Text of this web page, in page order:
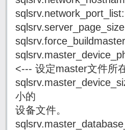
<--- 设定master文件所
小的
设备文件。